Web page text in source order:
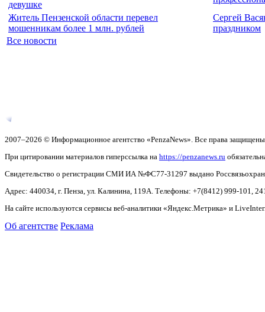
девушке
Житель Пензенской области перевел
мошенникам более 1 млн. рублей
Сергей
праздником
Все новости
2007–2026 © Информационное агентство «PenzaNews». Все права
При цитировании материалов гиперссылка на https://penzanews.ru
Свидетельство о регистрации СМИ ИА №ФС77-31297 выдано
Адрес: 440034, г. Пенза, ул. Калинина, 119А. Телефоны: +7(8412) 999-101,
На сайте используются сервисы веб-аналитики «Яндекс.Метрика» и
Об агентстве Реклама